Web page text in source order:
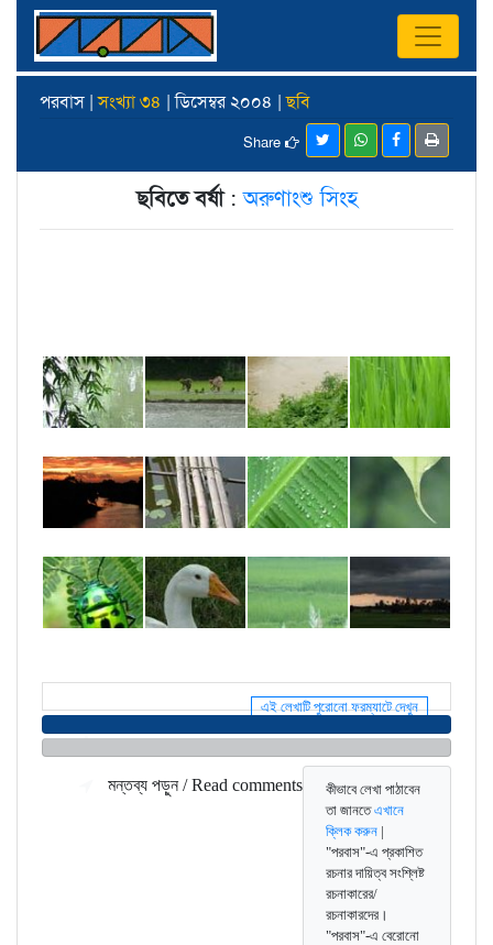
পরবাস |সংখ্যা ৩৪ | ডিসেম্বর ২০০৪ |ছবি
Share
ছবিতে বর্ষা:অরুণাংশু সিংহ
এই লেখাটি পুরোনো ফরম্যাটে দেখুন
মন্তব্য জমা দিন / Make a comment
মন্তব্য পড়ুন / Read comments
কীভাবে লেখা পাঠাবেন
তা জানতেএখানে
ক্লিক করুন
"পরবাস"-এ প্রকাশিত
রচনার দায়িত্ব সংশ্লিষ্ট
রচনাকারের/
রচনাকারদের।
"পরবাস"-এ বেরোনো